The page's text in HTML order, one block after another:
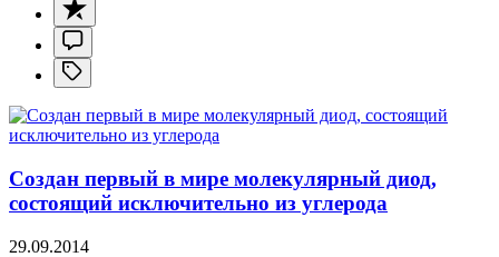
Создан первый в мире молекулярный диод,
состоящий исключительно из углерода
29.09.2014